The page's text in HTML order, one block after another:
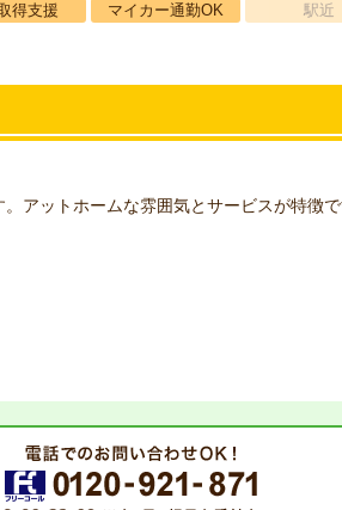
得支援 マイカー通勤OK 駅近
アットホームな雰囲気とサービスが特徴で